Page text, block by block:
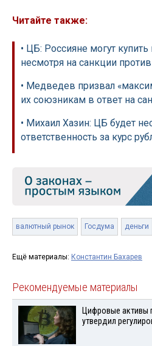
Читайте также:
• ЦБ: Россияне могут
несмотря на санкции
• Медведев призвал
их союзникам в ответ на
• Михаил Хазин: ЦБ будет
ответственность за курс
валютный рынок Госдума деньги
Ещё материалы: Константин Бахарев
Рекомендуемые материалы
Цифровые активы
утвердил